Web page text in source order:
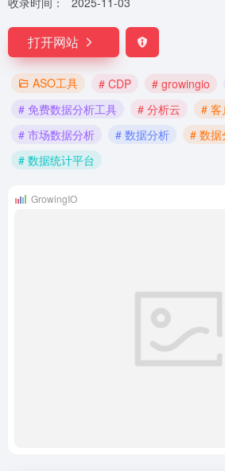
打开网站
ASO工具 # CDP # growingio
# 免费数据分析工具
# 分析云
# 客
# 市场数据分析
# 数据分析
# 数据
# 数据统计平台
GrowingIO